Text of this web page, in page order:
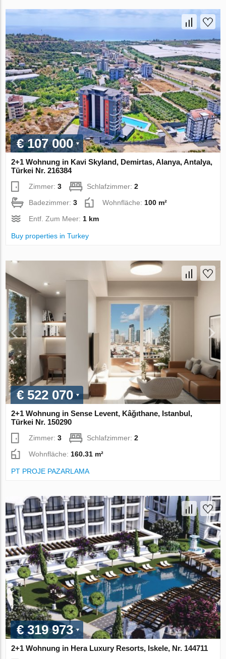
€ 107 000
2+1 Wohnung in Kavi Skyland, Demirtas, Alanya, Antalya,
Türkei Nr. 216384
Zimmer:3 Schlafzimmer:2
Badezimmer:3 Wohnfläche: 100 m²
Entf. Zum Meer: 1 km
Buy properties in Turkey
€ 522 070
2+1 Wohnung in Sense Levent, Kâğıthane, Istanbul,
Türkei Nr. 150290
Zimmer:3 Schlafzimmer:2
Wohnfläche: 160.31 m²
PT PROJE PAZARLAMA
€ 319 973
2+1 Wohnung in Hera Luxury Resorts, Iskele, Nr. 144711